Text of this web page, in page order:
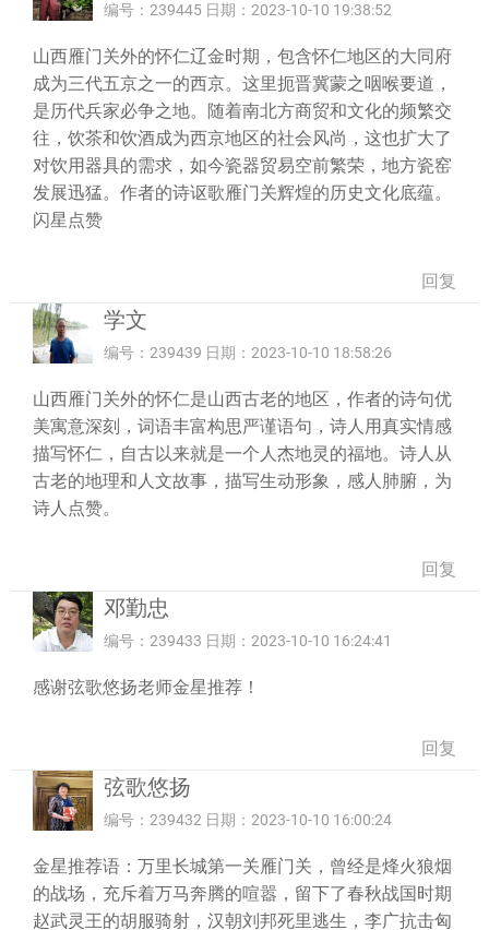
编号：239445 日期：2023-10-10 19:38:52
山西雁门关外的怀仁辽金时期，包含怀仁地区的大同府
成为三代五京之一的西京。这里扼晋冀蒙之咽喉要道，
是历代兵家必争之地。随着南北方商贸和文化的频繁交
往，饮茶和饮酒成为西京地区的社会风尚，这也扩大了
对饮用器具的需求，如今瓷器贸易空前繁荣，地方瓷窑
发展迅猛。作者的诗讴歌雁门关辉煌的历史文化底蕴。
闪星点赞
回复
学文
编号：239439 日期：2023-10-10 18:58:26
山西雁门关外的怀仁是山西古老的地区，作者的诗句优
美寓意深刻，词语丰富构思严谨语句，诗人用真实情感
描写怀仁，自古以来就是一个人杰地灵的福地。诗人从
古老的地理和人文故事，描写生动形象，感人肺腑，为
诗人点赞。
回复
邓勤忠
编号：239433 日期：2023-10-10 16:24:41
感谢弦歌悠扬老师金星推荐！
回复
弦歌悠扬
编号：239432 日期：2023-10-10 16:00:24
金星推荐语：万里长城第一关雁门关，曾经是烽火狼烟
的战场，充斥着万马奔腾的喧嚣，留下了春秋战国时期
赵武灵王的胡服骑射，汉朝刘邦死里逃生，李广抗击匈